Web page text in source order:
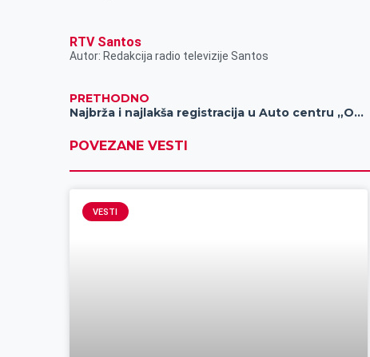
RTV Santos
Autor: Redakcija radio televizije Santos
PRETHODNO
Najbrža i najlakša registracija u Auto centru „Optima tehnički pregled“
POVEZANE VESTI
VESTI